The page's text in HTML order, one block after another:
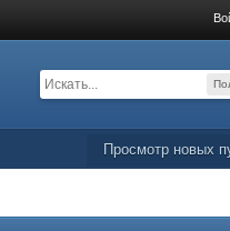
Просмотр новых